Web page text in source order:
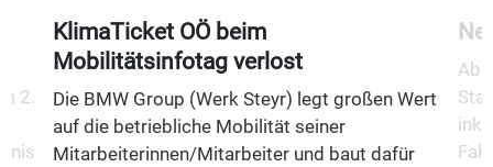
2.
KlimaTicket OÖ beim
Mobilitätsinfotag verlost
Die BMW Group (Werk Steyr) legt großen Wert
auf die betriebliche Mobilität seiner
Mitarbeiterinnen/Mitarbeiter und baut dafür
Ab